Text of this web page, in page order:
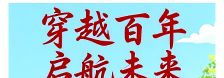
中走出来，成为可以触摸、可以创造、可以奔...